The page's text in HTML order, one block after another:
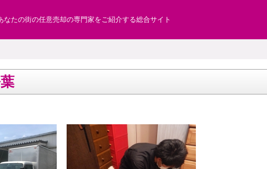
なたの街の任意売却の専門家をご紹介する総合サイト